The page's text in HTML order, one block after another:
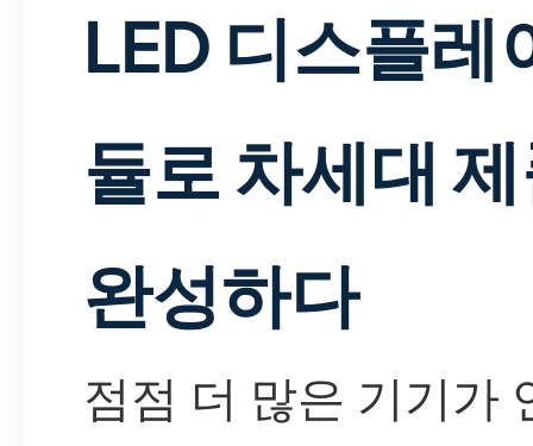
LED 디스플레
듈로 차세대
완성하다
점점 더 많은 기기가